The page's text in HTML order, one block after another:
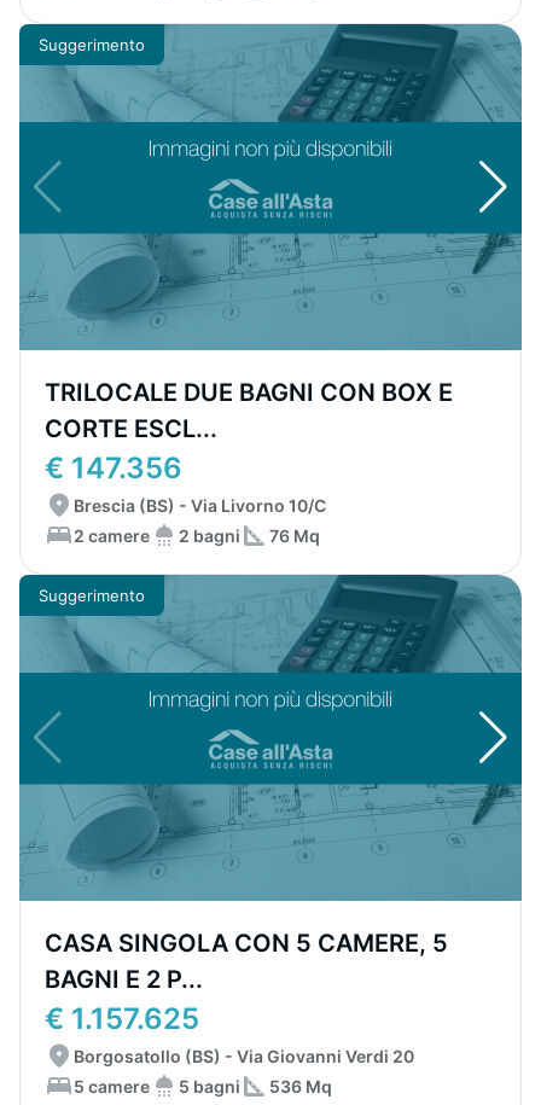
Suggerimento
TRILOCALE DUE BAGNI CON BOX E
CORTE ESCL...
€ 147.356
Brescia (BS) - Via Livorno 10/C
2 camere
2 bagni 76 Mq
Suggerimento
CASA SINGOLA CON 5 CAMERE, 5
BAGNI E 2 P...
€ 1.157.625
Borgosatollo (BS) - Via Giovanni Verdi 20
5 camere
5 bagni 536 Mq